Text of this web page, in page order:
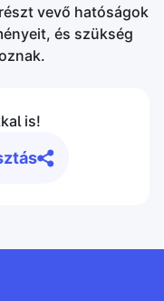
vevő hatóságok
és szükség
is!